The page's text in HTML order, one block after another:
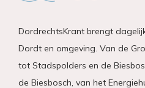
DordrechtsKrant brengt
Dordt en omgeving. Van de
tot Stadspolders en de
de Biesbosch, van het